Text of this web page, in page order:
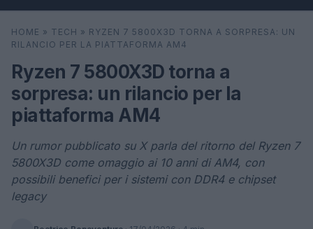
Cerca ⌕ ×
HOME » TECH » RYZEN 7 5800X3D TORNA A SORPRESA: UN
RILANCIO PER LA PIATTAFORMA AM4
Ryzen 7 5800X3D torna a
sorpresa: un rilancio per la
piattaforma AM4
Un rumor pubblicato su X parla del ritorno del Ryzen 7
5800X3D come omaggio ai 10 anni di AM4, con
possibili benefici per i sistemi con DDR4 e chipset
legacy